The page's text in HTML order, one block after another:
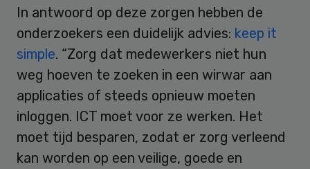
In antwoord op deze zorgen hebben de
onderzoekers een duidelijk advies: keep it
simple. “Zorg dat medewerkers niet hun
weg hoeven te zoeken in een wirwar aan
applicaties of steeds opnieuw moeten
inloggen. ICT moet voor ze werken. Het
moet tijd besparen, zodat er zorg verleend
kan worden op een veilige, goede en